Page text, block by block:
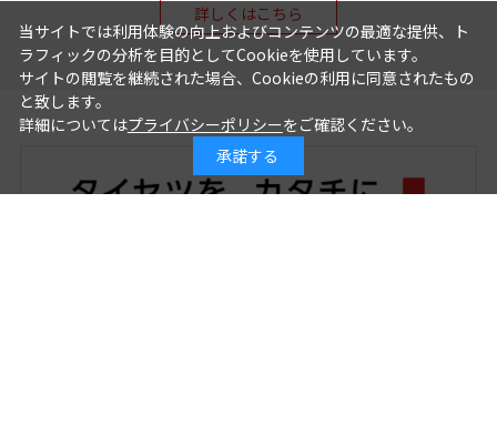
詳しくはこちら
当サイトでは利用体験の向上およびコンテンツの最適な提供、ト
ラフィックの分析を目的としてCookieを使用しています。
サイトの閲覧を継続された場合、Cookieの利用に同意されたもの
と致します。
詳細についてはプライバシーポリシーをご確認ください。
承諾する